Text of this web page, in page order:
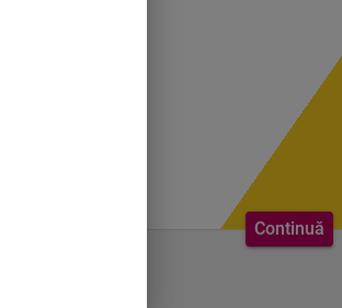
Continuă